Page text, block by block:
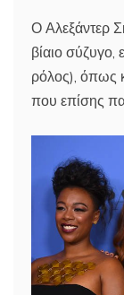
Ο Αλεξάντερ
βίαιο σύζυγο,
ρόλος), όπως
που επίσης